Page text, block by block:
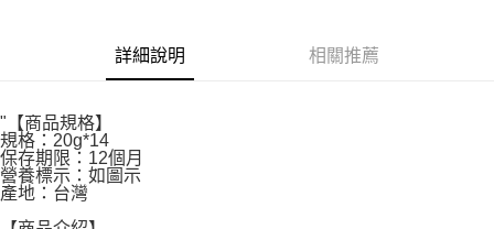
每筆NT$60，滿NT$599(含以上)免運費
每筆NT$60，滿NT$599(含以上)免運費
宅配
每筆NT$120，滿NT$1,999(含以上)免運費
詳細說明 相關推薦
"【商品規格】
規格：20g*14
保存期限：12個月
營養標示：如圖示
產地：台灣